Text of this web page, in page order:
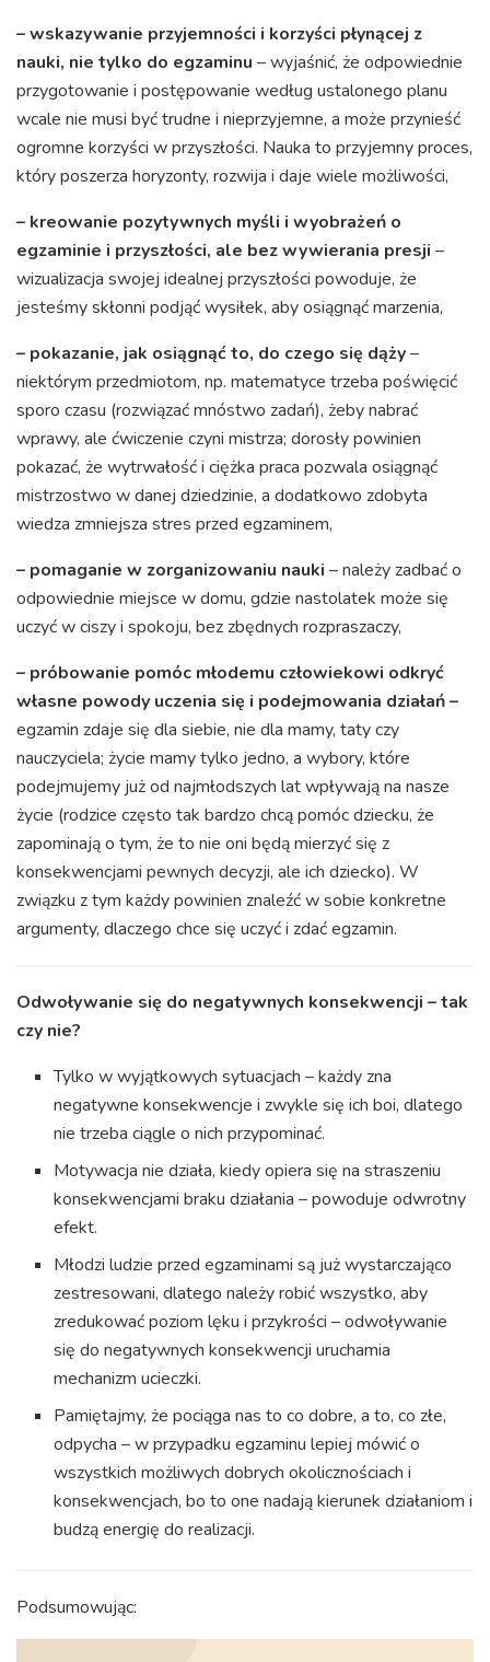
– wskazywanie przyjemności i korzyści płynącej z
nauki, nie tylko do egzaminu – wyjaśnić, że odpowiednie
przygotowanie i postępowanie według ustalonego planu
wcale nie musi być trudne i nieprzyjemne, a może przynieść
ogromne korzyści w przyszłości. Nauka to przyjemny proces,
który poszerza horyzonty, rozwija i daje wiele możliwości,
– kreowanie pozytywnych myśli i wyobrażeń o
egzaminie i przyszłości, ale bez wywierania presji –
wizualizacja swojej idealnej przyszłości powoduje, że
jesteśmy skłonni podjąć wysiłek, aby osiągnąć marzenia,
– pokazanie, jak osiągnąć to, do czego się dąży–
niektórym przedmiotom, np. matematyce trzeba poświęcić
sporo czasu (rozwiązać mnóstwo zadań), żeby nabrać
wprawy, ale ćwiczenie czyni mistrza; dorosły powinien
pokazać, że wytrwałość i ciężka praca pozwala osiągnąć
mistrzostwo w danej dziedzinie, a dodatkowo zdobyta
wiedza zmniejsza stres przed egzaminem,
– pomaganie w zorganizowaniu nauki – należy zadbać o
odpowiednie miejsce w domu, gdzie nastolatek może się
uczyć w ciszy i spokoju, bez zbędnych rozpraszaczy,
– próbowanie pomóc młodemu człowiekowi odkryć
własne powody uczenia się i podejmowania działań –
egzamin zdaje się dla siebie, nie dla mamy, taty czy
nauczyciela; życie mamy tylko jedno, a wybory, które
podejmujemy już od najmłodszych lat wpływają na nasze
życie (rodzice często tak bardzo chcą pomóc dziecku, że
zapominają o tym, że to nie oni będą mierzyć się z
konsekwencjami pewnych decyzji, ale ich dziecko). W
związku z tym każdy powinien znaleźć w sobie konkretne
argumenty, dlaczego chce się uczyć i zdać egzamin.
Odwoływanie się do negatywnych konsekwencji – tak
czy nie?
Tylko w wyjątkowych sytuacjach – każdy zna
negatywne konsekwencje i zwykle się ich boi, dlatego
nie trzeba ciągle o nich przypominać.
Motywacja nie działa, kiedy opiera się na straszeniu
konsekwencjami braku działania – powoduje odwrotny
efekt.
Młodzi ludzie przed egzaminami są już wystarczająco
zestresowani, dlatego należy robić wszystko, aby
zredukować poziom lęku i przykrości – odwoływanie
się do negatywnych konsekwencji uruchamia
mechanizm ucieczki.
Pamiętajmy, że pociąga nas to co dobre, a to, co złe,
odpycha – w przypadku egzaminu lepiej mówić o
wszystkich możliwych dobrych okolicznościach i
konsekwencjach, bo to one nadają kierunek działaniom i
budzą energię do realizacji.
Podsumowując: